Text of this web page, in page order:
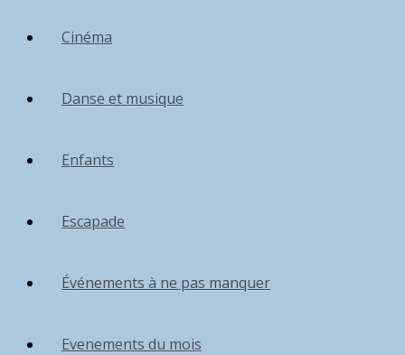
Cinéma
Danse et musique
Enfants
Escapade
Événements à ne pas manquer
Evenements du mois